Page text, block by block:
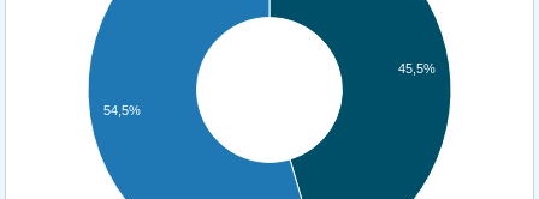
45,5%
54,5%